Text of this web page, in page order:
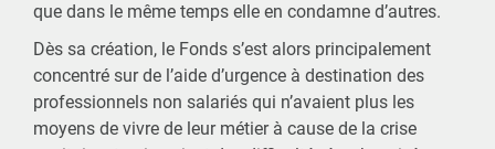
que dans le même temps elle en condamne d’autres.
Dès sa création, le Fonds s’est alors principalement
concentré sur de l’aide d’urgence à destination des
professionnels non salariés qui n’avaient plus les
moyens de vivre de leur métier à cause de la crise